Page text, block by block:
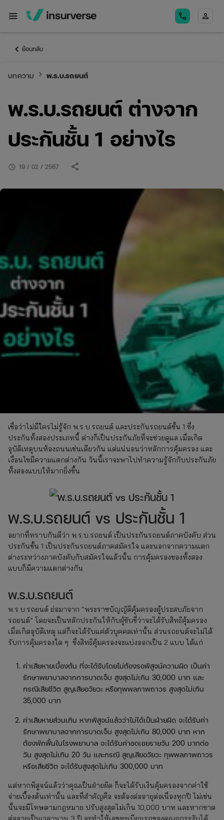
menu call person
keyboard_arrow_left ย้อนกลับ
บทความ keyboard_arrow_right พ.ร.บ.รถยนต์
พ.ร.บ.รถยนต์ ต่างจาก
ประกันชั้น 1 อย่างไร
schedule 19 / 02 / 2567 share
เชื่อว่าไม่มีใครไม่รู้จัก พ.ร.บ.รถยนต์ และประกันรถยนต์ชั้น 1 ซึ่ง
ประกันทั้งสองประเภทนี้ ต่างก็เป็นประกันภัยที่จะช่วยดูแล เมื่อเกิด
อุบัติเหตุบนท้องถนนเช่นเดียวกัน แต่แน่นอนว่าหลักการคุ้มครอง และ
เงื่อนไขมีความแตกต่างกัน วันนี้เราจะพาไปทำความรู้จักกับประกันภัย
ทั้งสองแบบให้มากยิ่งขึ้น
พ.ร.บ.รถยนต์ vs ประกันชั้น 1
อยากที่ทราบกันดีว่า พ.ร.บ.รถยนต์ เป็นประกันรถยนต์ภาคบังคับ ส่วน
ประกันชั้น 1 เป็นประกันรถยนต์ภาคสมัครใจ และนอกจากความแตก
ต่างระหว่างภาคบังคับกับสมัครใจแล้วนั้น การคุ้มครองของทั้งสอง
แบบก็มีความแตกต่างกัน
พ.ร.บ.รถยนต์
พ.ร.บ.รถยนต์ ย่อมาจาก “พระราชบัญญัติคุ้มครองผู้ประสบภัยจาก
รถยนต์” โดยจะเป็นหลักประกันให้กับผู้ขับขี่ว่าจะได้รับสิทธิคุ้มครอง
เมื่อเกิดอุบัติเหตุ แต่ก็จะได้รับแค่ตัวบุคคลเท่านั้น ส่วนรถยนต์จะไม่ได้
รับการคุ้มครองใด ๆ ซึ่งสิทธิคุ้มครองจะแบ่งออกเป็น 2 แบบ ได้แก่
ค่าเสียหายเบื้องต้น ที่จะได้รับโดยไม่ต้องรอพิสูจน์ความผิด เป็นค่า
รักษาพยาบาลจากการบาดเจ็บ สูงสุดไม่เกิน 30,000 บาท และ
กรณีเสียชีวิต สูญเสียอวัยวะ หรือทุพพลภาพถาวร สูงสุดไม่เกิน
35,000 บาท
ค่าเสียหายส่วนเกิน หากพิสูจน์แล้วว่าไม่ได้เป็นฝ่ายผิด จะได้รับค่า
รักษาพยาบาลจากการบาดเจ็บ สูงสุดไม่เกิน 80,000 บาท หาก
ต้องพักฟื้นในโรงพยาบาล จะได้รับค่าชดเชยรายวัน 200 บาทต่อ
วัน สูงสุดไม่เกิน 20 วัน และกรณี สูญเสียอวัยวะ ทุพพลภาพถาวร
หรือเสียชีวิต จะได้รับสูงสุดไม่เกิน 300,000 บาท
แต่หากพิสูจน์แล้วว่าคุณเป็นฝ่ายผิด ก็จะได้รับเงินคุ้มครองจากค่าใช้
จ่ายเบื้องต้นเท่านั้น และที่สำคัญคือ จะต้องต่ออายุต่อเนื่องทุกปี ไม่เช่น
นั้นจะมีโทษตามกฎหมาย ปรับสูงสุดไม่เกิน 10,000 บาท และหากขาด